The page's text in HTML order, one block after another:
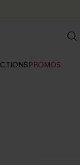
PROMOS